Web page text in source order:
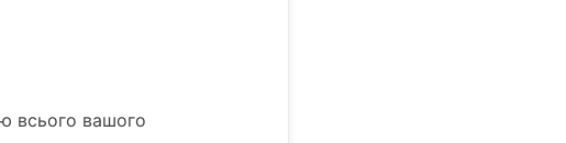
всього вашого